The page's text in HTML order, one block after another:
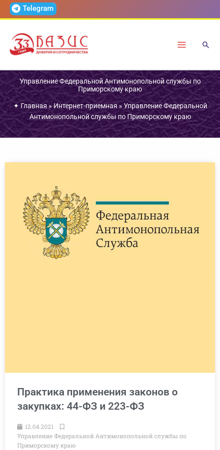
ПерейтиTelegram
Управление Федеральной Антимонопольной службы по
Приморскому краю
✦ Главная »Интернет-приемная» Управление Федеральной
Антимонопольной службы по Приморскому краю
Практика применения законов о
закупках: 44-ФЗ и 223-ФЗ
12.04.2021
Управление Федеральной Антимонопольной службы по
Приморскому краю